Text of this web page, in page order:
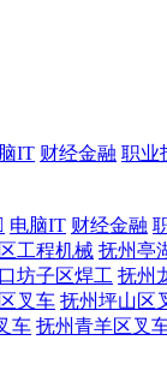
IT 财经金融 职业
电脑IT 财经金融
工程机械 抚州亭
坊子区焊工 抚州
叉车 抚州坪山区
车 抚州青羊区叉